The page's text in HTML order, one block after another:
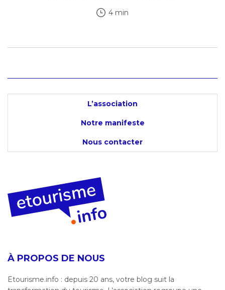
4 min
L’association
Notre manifeste
Nous contacter
À PROPOS DE NOUS
Etourisme.info : depuis 20 ans, votre blog suit la